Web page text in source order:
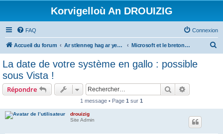
Korvigelloù An DROUIZIG
FAQ Connexion
Accueil du forum Ar stlenneg hag ar yezhoù bihan er bed a-bezh Microsoft et le breton - Microsoft and the Breton language
La date de votre système en gallo : possible
sous Vista !
Répondre Rechercher
1 message • Page 1 sur 1
drouizig
Site Admin